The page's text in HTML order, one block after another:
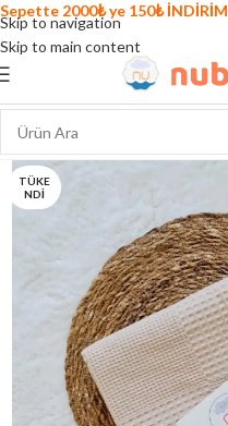
Skip to navigation
Skip to main content
TÜKE
NDI
Sepette 2000₺ ye 150₺ İNDİRİM